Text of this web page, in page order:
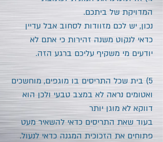
המדויקת של ביתכם.
נכון, יש לכם מזוודות לסחוב אבל עדיין
כדאי לנקוט משנה זהירות כי אתם לא
יודעים מי משקיף עליכם ברגע הזה.
5) בית שכל התריסים בו מוגפים, מוחשכים
ואטומים נראה לא במצב טבעי ולכן הוא
דווקא לא מוגן יותר
בעוד שאת התריסים כדאי להשאיר מעט
פתוחים את הזכוכית המגנה כדאי לנעול.